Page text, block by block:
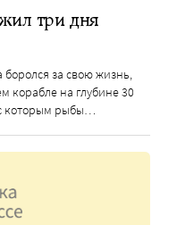
три дня
боролся за свою жизнь,
корабле на глубине 30
которым рыбы…